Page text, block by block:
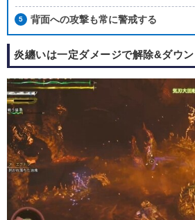
背面への攻撃も常に警戒する
炎纏いは一定ダメージで解除&ダウン